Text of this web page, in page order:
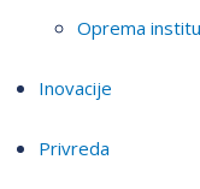
Oprema
Inovacije
Privreda